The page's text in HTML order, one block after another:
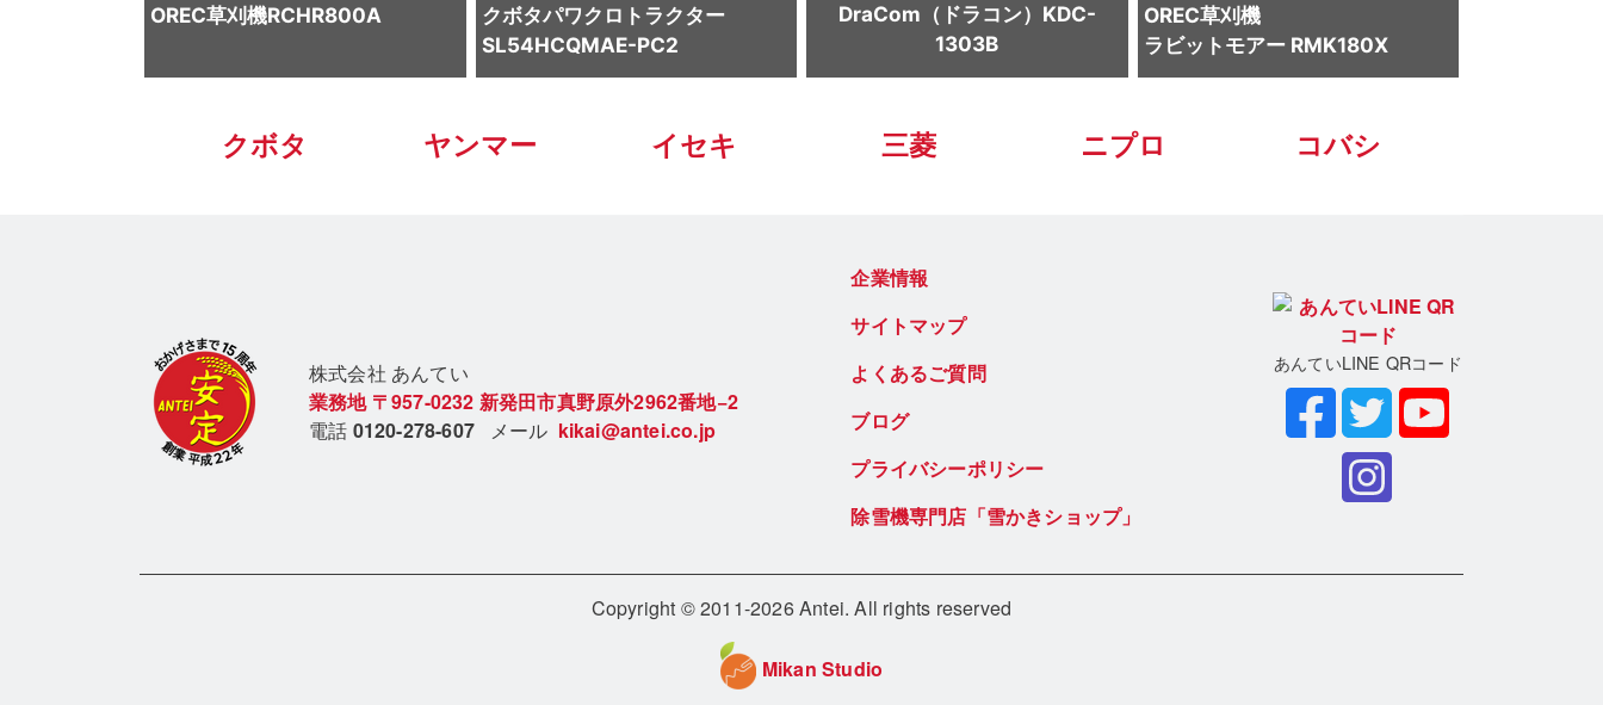
OREC草刈機RCHR800A クボタパワクロトラクター
SL54HCQMAE-PC2
DraCom（ドラコン）KDC-
1303B
OREC草刈機
ラビットモアー RMK180X
クボタ ヤンマー イセキ 三菱 ニプロ コバシ
株式会社 あんてい
業務地 〒957-0232 新発田市真野原外2962番地−2
電話 0120-278-607 メール kikai@antei.co.jp
企業情報
サイトマップ
よくあるご質問
ブログ
プライバシーポリシー
除雪機専門店「雪かきショップ」
あんていLINE QRコード
Copyright © 2011-2026 Antei. All rights reserved
Mikan Studio